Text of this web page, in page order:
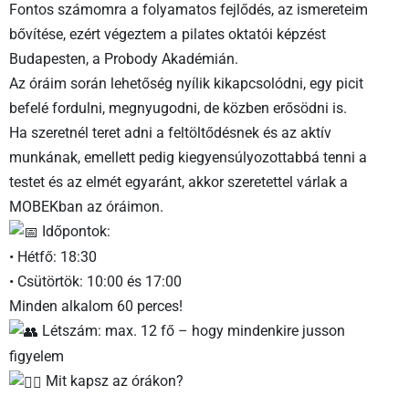
Fontos számomra a folyamatos fejlődés, az ismereteim
bővítése, ezért végeztem a pilates oktatói képzést
Budapesten, a Probody Akadémián.
Az óráim során lehetőség nyílik kikapcsolódni, egy picit
befelé fordulni, megnyugodni, de közben erősödni is.
Ha szeretnél teret adni a feltöltődésnek és az aktív
munkának, emellett pedig kiegyensúlyozottabbá tenni a
testet és az elmét egyaránt, akkor szeretettel várlak a
MOBEKban az óráimon.
Időpontok:
• Hétfő: 18:30
• Csütörtök: 10:00 és 17:00
Minden alkalom 60 perces!
Létszám: max. 12 fő – hogy mindenkire jusson
figyelem
Mit kapsz az órákon?